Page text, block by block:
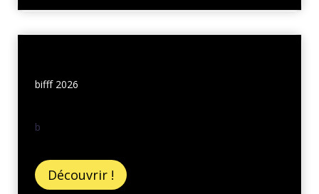
bifff 2026
b
Découvrir !